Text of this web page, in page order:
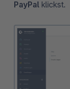
PayPal klickst.